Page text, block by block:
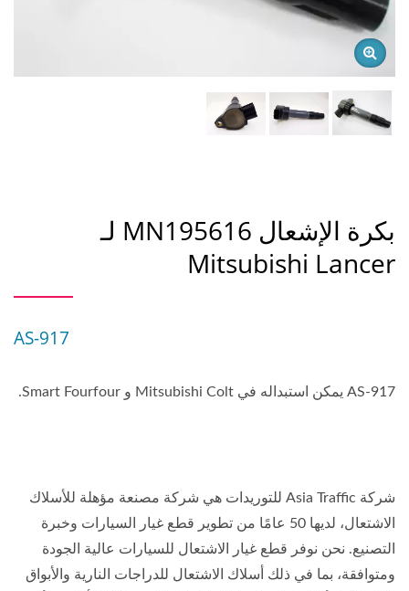
بكرة الإشعال MN195616 لـ
Mitsubishi Lancer
AS-917
AS-917 يمكن استبداله في Mitsubishi Colt و Smart Fourfour.
شركة Asia Traffic للتوريدات هي شركة مصنعة مؤهلة للأسلاك
الاشتعال، لديها 50 عامًا من تطوير قطع غيار السيارات وخبرة
التصنيع. نحن نوفر قطع غيار الاشتعال للسيارات عالية الجودة
ومتوافقة، بما في ذلك أسلاك الاشتعال للدراجات النارية والأبواق